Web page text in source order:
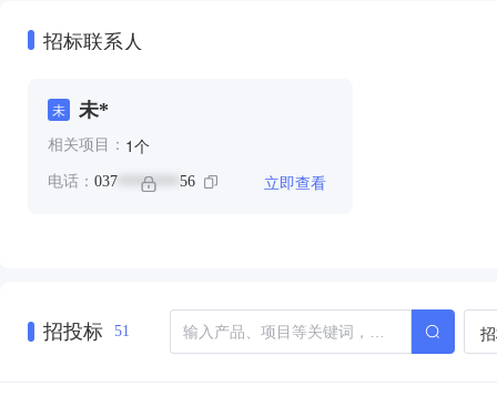
招标联系人
未 未*
相关项目： 1个
电话： 037 ******** 56 立即查看
招投标 51